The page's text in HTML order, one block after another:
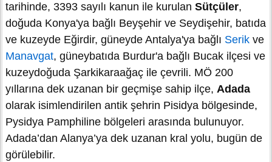
tarihinde, 3393 sayılı kanun ile kurulan Sütçüler,
doğuda Konya'ya bağlı Beyşehir ve Seydişehir, batıda
ve kuzeyde Eğirdir, güneyde Antalya'ya bağlı Serik ve
Manavgat, güneybatıda Burdur'a bağlı Bucak ilçesi ve
kuzeydoğuda Şarkikaraağaç ile çevrili. MÖ 200
yıllarına dek uzanan bir geçmişe sahip ilçe, Adada
olarak isimlendirilen antik şehrin Pisidya bölgesinde,
Pysidya Pamphiline bölgeleri arasında bulunuyor.
Adada’dan Alanya’ya dek uzanan kral yolu, bugün de
görülebilir.